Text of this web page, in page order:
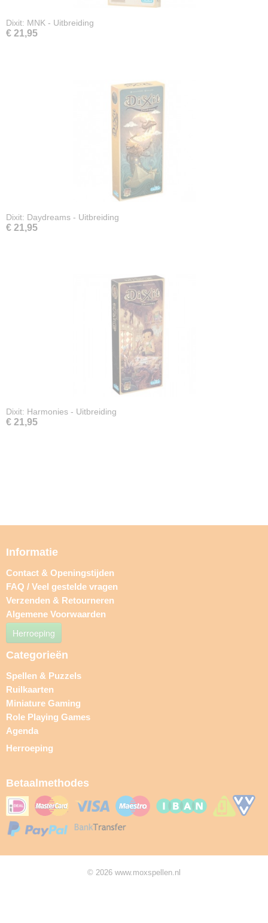
Dixit: MNK - Uitbreiding
€ 21,95
Dixit: Daydreams - Uitbreiding
€ 21,95
Dixit: Harmonies - Uitbreiding
€ 21,95
Informatie
Contact & Openingstijden
FAQ / Veel gestelde vragen
Verzenden & Retourneren
Algemene Voorwaarden
Herroeping
Categorieën
Spellen & Puzzels
Ruilkaarten
Miniature Gaming
Role Playing Games
Agenda
Herroeping
Betaalmethodes
© 2026 www.moxspellen.nl